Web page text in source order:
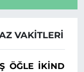
VAKITLERI
ÖĞLE İKINDI